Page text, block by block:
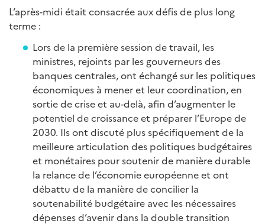
L’après-midi était consacrée aux défis de plus long
terme :
Lors de la première session de travail, les
ministres, rejoints par les gouverneurs des
banques centrales, ont échangé sur les politiques
économiques à mener et leur coordination, en
sortie de crise et au-delà, afin d’augmenter le
potentiel de croissance et préparer l’Europe de
2030. Ils ont discuté plus spécifiquement de la
meilleure articulation des politiques budgétaires
et monétaires pour soutenir de manière durable
la relance de l’économie européenne et ont
débattu de la manière de concilier la
soutenabilité budgétaire avec les nécessaires
dépenses d’avenir dans la double transition